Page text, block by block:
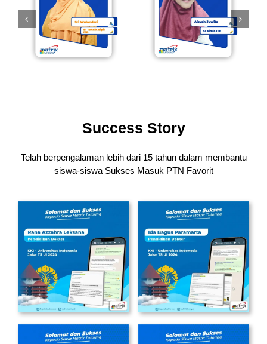
Success Story
Telah berpengalaman lebih dari 15 tahun dalam membantu
siswa-siswa Sukses Masuk PTN Favorit